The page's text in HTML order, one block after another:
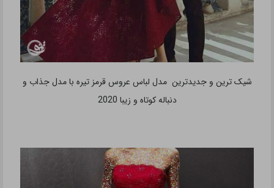
شیک ترین و جدیدترین مدل لباس عروس قرمز تیره با مدل جذاب و
دنباله کوتاه و زیبا 2020